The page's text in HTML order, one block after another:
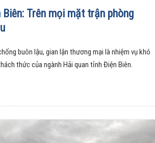
Biên: Trên mọi mặt trận phòng
buôn lậu, gian lận thương mại là nhiệm vụ khó
thức của ngành Hải quan tỉnh Điện Biên.